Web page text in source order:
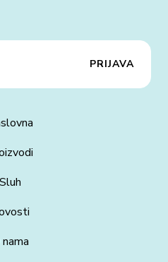
Sluh